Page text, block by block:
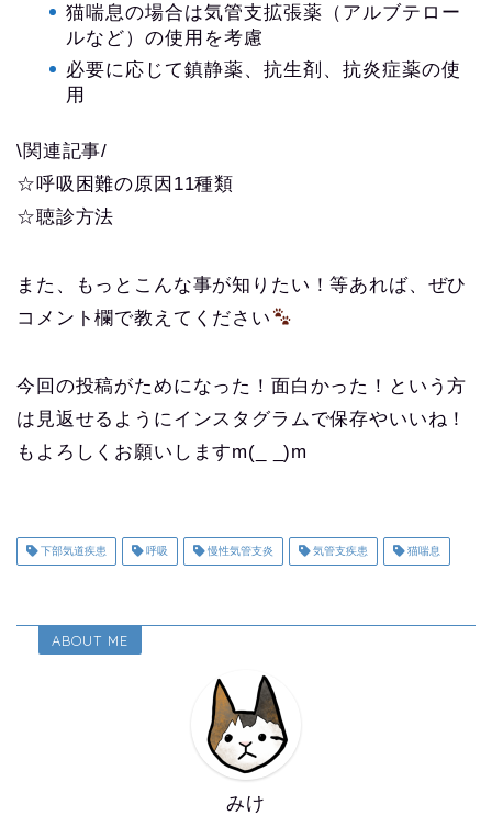
猫喘息の場合は気管支拡張薬（アルブテロー
ルなど）の使用を考慮
必要に応じて鎮静薬、抗生剤、抗炎症薬の使
用
\関連記事/
☆呼吸困難の原因11種類
☆聴診方法
また、もっとこんな事が知りたい！等あれば、ぜひ
コメント欄で教えてください
今回の投稿がためになった！面白かった！という方
は見返せるようにインスタグラムで保存やいいね！
もよろしくお願いしますm(_ _)m
下部気道疾患 呼吸 慢性気管支炎 気管支疾患 猫喘息
ABOUT ME
みけ